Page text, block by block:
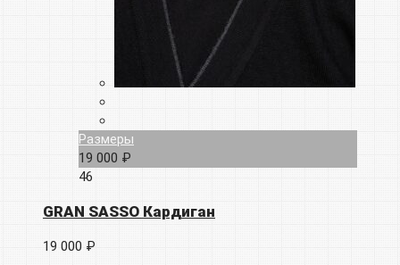
Размеры
19 000 ₽
46
GRAN SASSO Кардиган
19 000 ₽